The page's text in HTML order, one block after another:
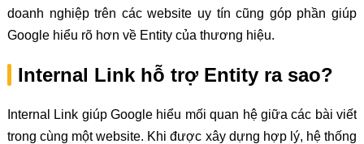
doanh nghiệp trên các website uy tín cũng góp phần giúp
Google hiểu rõ hơn về Entity của thương hiệu.
Internal Link hỗ trợ Entity ra sao?
Internal Link giúp Google hiểu mối quan hệ giữa các bài viết
trong cùng một website. Khi được xây dựng hợp lý, hệ thống